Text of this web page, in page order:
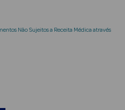
Não Sujeitos a Receita Médica através